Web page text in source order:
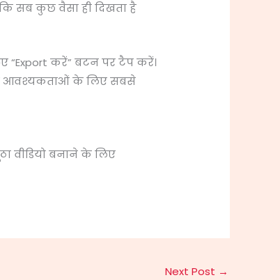
सब कुछ वैसा ही दिखता है
“Export करें” बटन पर टैप करें।
आवश्यकताओं के लिए सबसे
वीडियो बनाने के लिए
Next Post →